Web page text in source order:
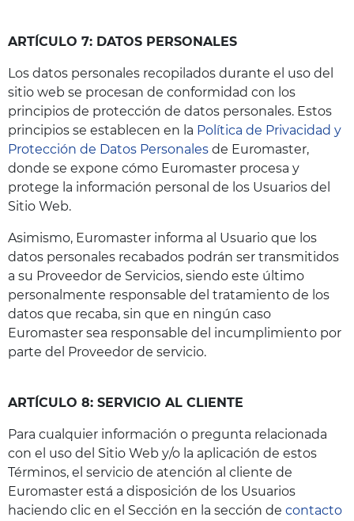
ARTÍCULO 7: DATOS PERSONALES
Los datos personales recopilados durante el uso del
sitio web se procesan de conformidad con los
principios de protección de datos personales. Estos
principios se establecen en la Política de Privacidad y
Protección de Datos Personales de Euromaster,
donde se expone cómo Euromaster procesa y
protege la información personal de los Usuarios del
Sitio Web.
Asimismo, Euromaster informa al Usuario que los
datos personales recabados podrán ser transmitidos
a su Proveedor de Servicios, siendo este último
personalmente responsable del tratamiento de los
datos que recaba, sin que en ningún caso
Euromaster sea responsable del incumplimiento por
parte del Proveedor de servicio.
ARTÍCULO 8: SERVICIO AL CLIENTE
Para cualquier información o pregunta relacionada
con el uso del Sitio Web y/o la aplicación de estos
Términos, el servicio de atención al cliente de
Euromaster está a disposición de los Usuarios
haciendo clic en el Sección en la sección de contacto